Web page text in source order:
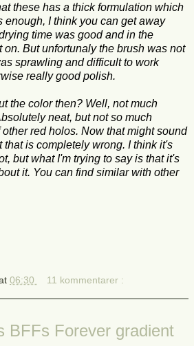
these has a thick formulation which
enough, I think you can get away
time was good and in the
on. But unfortunaly the brush was not
sprawling and difficult to work
really good polish.
the color then? Well, not much
neat, but not so much
red holos. Now that might sound
that is completely wrong. I think it's
but what I'm trying to say is that it's
it. You can find similar with other
06:30 11 kommentarer :
BFFs Forever gradient